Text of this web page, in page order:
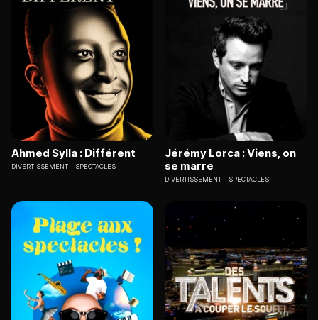
Ahmed Sylla : Différent
DIVERTISSEMENT SPECTACLES
Jérémy Lorca : Viens, on
se marre
DIVERTISSEMENT SPECTACLES